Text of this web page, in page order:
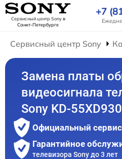
Сервисный центр Sonyв
Санкт-Петербурге
+7
Сервисный центр Sony
Замена платы
видеосигнала
Sony KD-
Официальный сервис
Гарантийное
телевизора Sony до 3 лет